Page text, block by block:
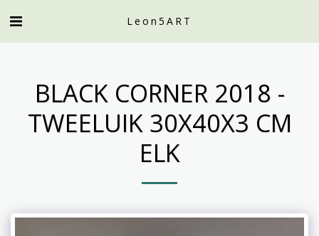
Leon5ART
BLACK CORNER 2018 -
TWEELUIK 30X40X3 CM
ELK